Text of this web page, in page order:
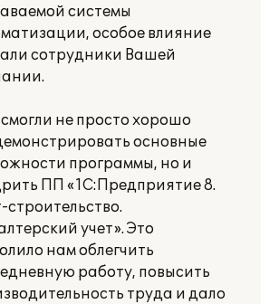
системы
особое влияние
сотрудники Вашей
не просто хорошо
основные
программы, но и
ПП «1С:Предприятие 8.
строительство.
учет». Это
нам облегчить
работу, повысить
труда и дало